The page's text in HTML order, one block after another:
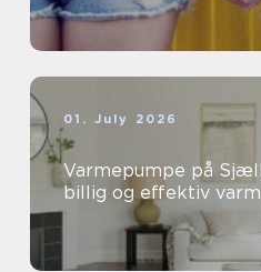
01. July 2026
Varmepumpe på
billig og effektiv